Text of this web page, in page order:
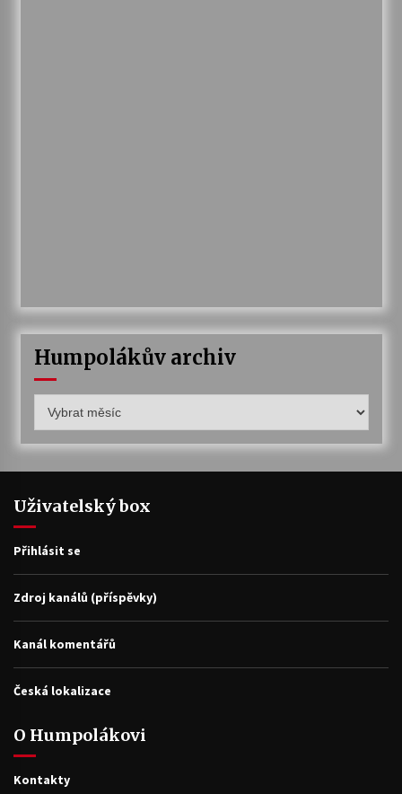
Humpolákův archiv
archiv
Uživatelský box
Přihlásit se
Zdroj kanálů (příspěvky)
Kanál komentářů
Česká lokalizace
O Humpolákovi
Kontakty